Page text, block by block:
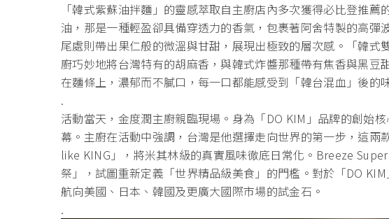
「韓式紫蘇油拌麵」 的靈感萃取自主廚店內多次獲得必比登推薦
油，那是一種輕盈卻具備穿透力的香氣， 包裹著阿舍特製的高彈
尾處則帶出果仁般的微溫與甘甜，展現出極致的層次感。「韓式
廚巧妙地將台灣特有的胡麻香，與韓式炸醬那種帶有焦香與黑豆
在麵條上，濃郁而不膩口，每一口都能感受到「韓台混血」後的
.
活動當天，金度潤主廚親臨現場。身為「DO KIM」品牌的創始
幕。 主廚在活動中強調，台灣是他選擇走向世界的第一步， 這兩
like KING」，將米其林級的真實風味徹底日常化。Breeze
祭」，試圖重新定義「世界精品級美食」的門檻。對於「DO
航向美國、日本、 韓國及更廣大國際市場的試金石。
.